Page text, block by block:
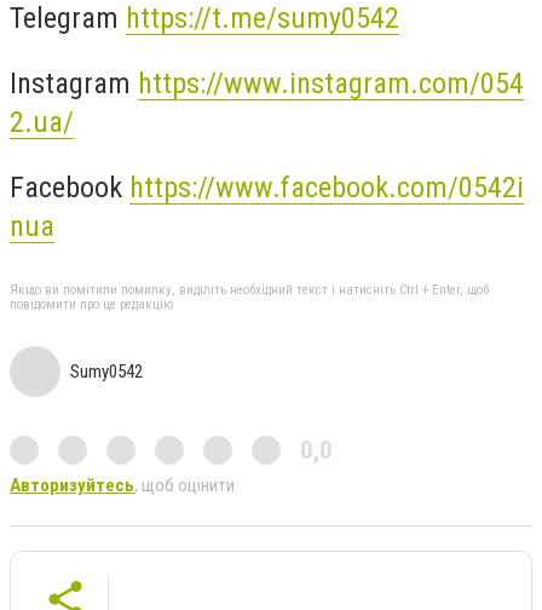
Telegram https://t.me/sumy0542
Instagram https://www.instagram.com/054
2.ua/
Facebook https://www.facebook.com/0542i
nua
Якщо ви помітили помилку, виділіть необхідний текст і натисніть Ctrl + Enter, щоб
повідомити про це редакцію
Sumy0542
0,0
Авторизуйтесь, щоб оцінити